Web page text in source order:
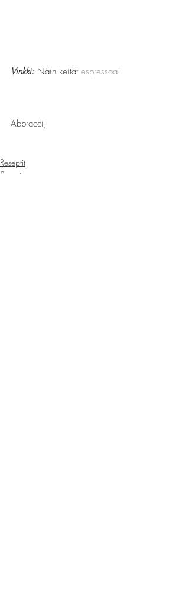
Vinkki: Näin keität espressoa!
Abbracci,
Reseptit
Sweets